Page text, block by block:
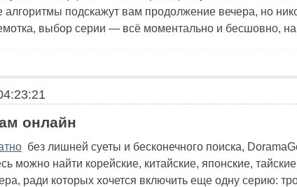
алгоритмы подскажут вам продолжение вечера, но
выбор серии — всё моментально и бесшовно,
онлайн
без лишней суеты и бесконечного поиска,
можно найти корейские, китайские, японские,
ради которых хочется включить еще одну серию: